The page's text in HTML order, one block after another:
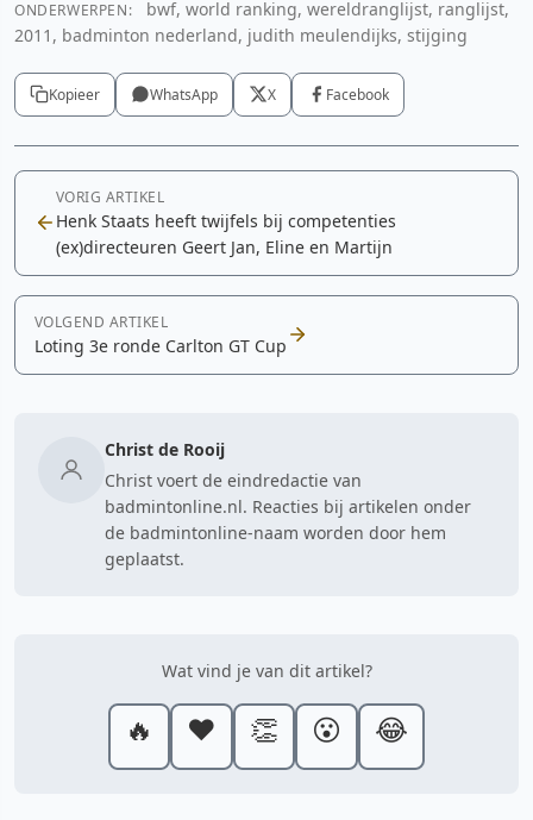
ONDERWERPEN:
bwf, world ranking, wereldranglijst, ranglijst,
2011, badminton nederland, judith meulendijks, stijging
Kopieer WhatsApp X Facebook
VORIG ARTIKEL
Henk Staats heeft twijfels bij competenties
(ex)directeuren Geert Jan, Eline en Martijn
VOLGEND ARTIKEL
Loting 3e ronde Carlton GT Cup
Christ de Rooij
Christ voert de eindredactie van
badmintonline.nl. Reacties bij artikelen onder
de badmintonline-naam worden door hem
geplaatst.
Wat vind je van dit artikel?
🔥 ❤️ 👏 😮 😂